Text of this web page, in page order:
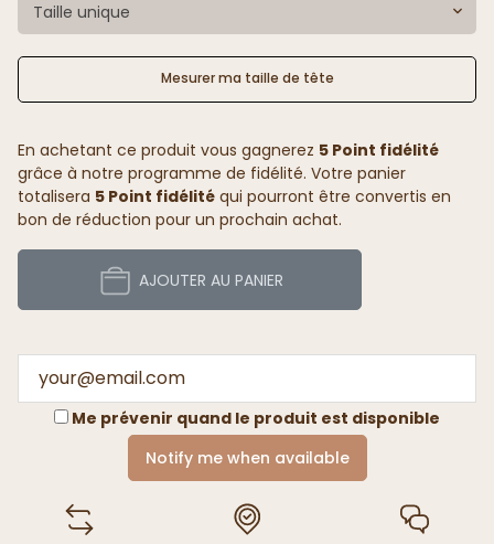
Taille unique
Mesurer ma taille de tête
En achetant ce produit vous gagnerez 5 Point fidélité
grâce à notre programme de fidélité. Votre panier
totalisera 5 Point fidélité qui pourront être convertis en
bon de réduction pour un prochain achat.
AJOUTER AU PANIER
Me prévenir quand le produit est disponible
Notify me when available